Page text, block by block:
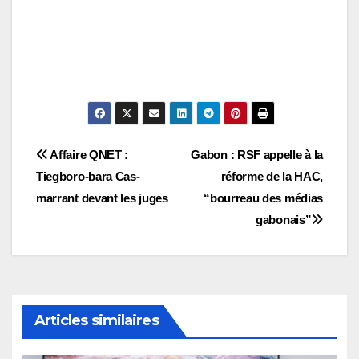
Navigation
de
Gabon : RSF appelle à la
réforme de la HAC,
“bourreau des médias
gabonais”
Affaire QNET :
Tiegboro-bara Cas-
marrant devant les juges
Articles similaires